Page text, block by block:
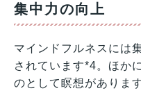
集中力の向上
マインドフルネスには
されています*4。ほか
のとして瞑想がありま